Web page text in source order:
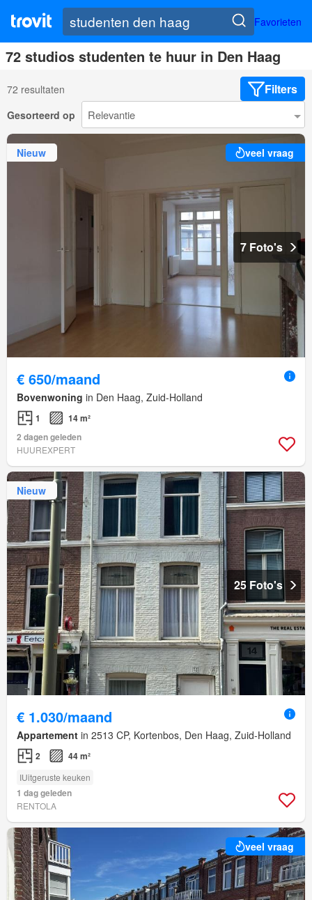
Favorieten
72 studios studenten te huur in Den Haag
72 resultaten Filters
Gesorteerd op
Nieuw veel vraag
7 Foto's
€ 650/maand
Bovenwoning in Den Haag, Zuid-Holland
1
14 m²
2 dagen geleden
HUUREXPERT
Nieuw
25 Foto's
€ 1.030/maand
Appartement in 2513 CP, Kortenbos, Den Haag, Zuid-Holland
2 44 m²
IUitgeruste keuken
1 dag geleden
RENTOLA
veel vraag